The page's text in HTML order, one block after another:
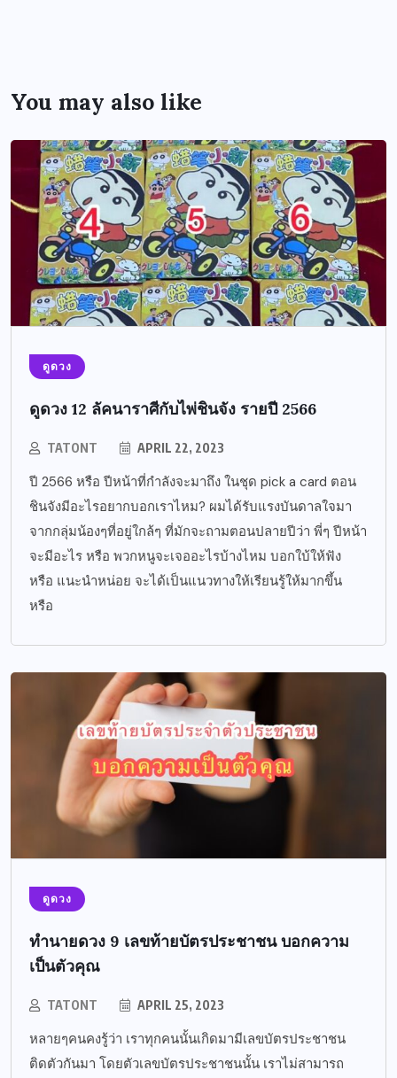
You may also like
ดูดวง
ดูดวง 12 ลัคนาราศีกับไพ่ชินจัง รายปี 2566
TATONT APRIL 22, 2023
ปี 2566 หรือ ปีหน้าที่กำลังจะมาถึง ในชุด pick a card ตอน
ชินจังมีอะไรอยากบอกเราไหม? ผมได้รับแรงบันดาลใจมา
จากกลุ่มน้องๆที่อยู่ใกล้ๆ ที่มักจะถามตอนปลายปีว่า พี่ๆ ปีหน้า
จะมีอะไร หรือ พวกหนูจะเจออะไรบ้างไหม บอกใบ้ให้ฟัง
หรือ แนะนำหน่อย จะได้เป็นแนวทางให้เรียนรู้ให้มากขึ้น
หรือ
ดูดวง
ทำนายดวง 9 เลขท้ายบัตรประชาชน บอกความ
เป็นตัวคุณ
TATONT APRIL 25, 2023
หลายๆคนคงรู้ว่า เราทุกคนนั้นเกิดมามีเลขบัตรประชาชน
ติดตัวกันมา โดยตัวเลขบัตรประชาชนนั้น เราไม่สามารถ